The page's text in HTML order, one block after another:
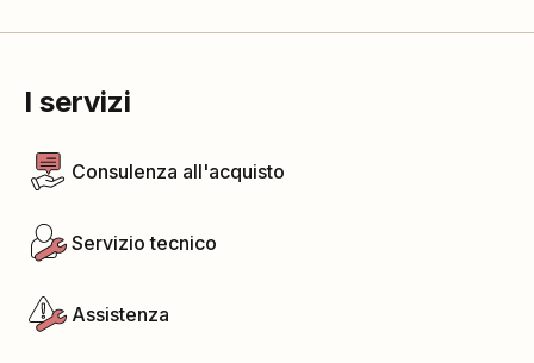
I servizi
Consulenza all'acquisto
Servizio tecnico
Assistenza